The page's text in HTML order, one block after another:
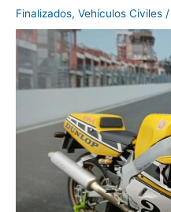
Finalizados, Vehículos Civiles /